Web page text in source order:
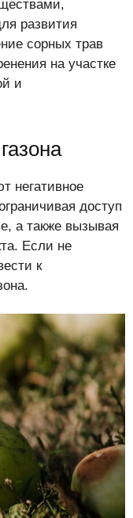
развития
сорных трав
на участке
и
негативное
доступ
а также вызывая
Если не
к